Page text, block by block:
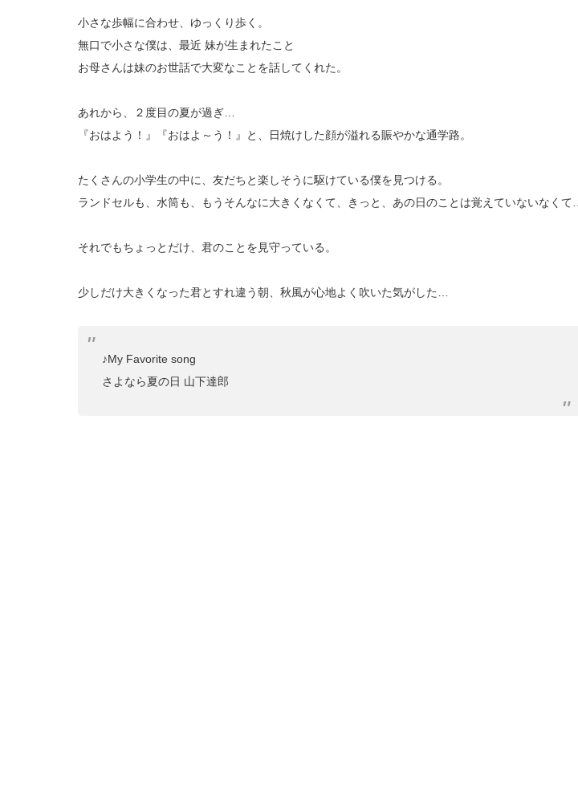
小さな歩幅に合わせ、ゆっくり歩く。
無口で小さな僕は、最近 妹が生まれたこと
お母さんは妹のお世話で大変なことを話してくれた。
あれから、２度目の夏が過ぎ…
『おはよう！』『おはよ～う！』と、日焼けした顔が溢れる賑やかな通学路。
たくさんの小学生の中に、友だちと楽しそうに駆けている僕を見つける。
ランドセルも、水筒も、もうそんなに大きくなくて、きっと、あの日のことは覚えていないなくて…
それでもちょっとだけ、君のことを見守っている。
少しだけ大きくなった君とすれ違う朝、秋風が心地よく吹いた気がした…
♪My Favorite song
さよなら夏の日 山下達郎